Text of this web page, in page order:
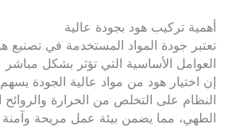
أهمية تركيب هود بجودة عالية
تعتبر جودة المواد المستخدمة في تصنيع
العوامل الأساسية التي تؤثر بشكل مباشر
إن اختيار هود من مواد عالية الجودة
النظام على التخلص من الحرارة
الطهي، مما يضمن بيئة عمل مريحة وآمنة